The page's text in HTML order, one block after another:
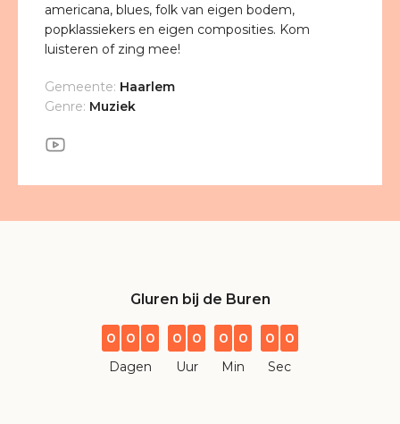
americana, blues, folk van eigen bodem,
popklassiekers en eigen composities. Kom
luisteren of zing mee!
Gemeente: Haarlem
Genre: Muziek
Gluren bij de Buren
0 0 0
Dagen
0 0
Uur
0 0
Min
0 0
Sec